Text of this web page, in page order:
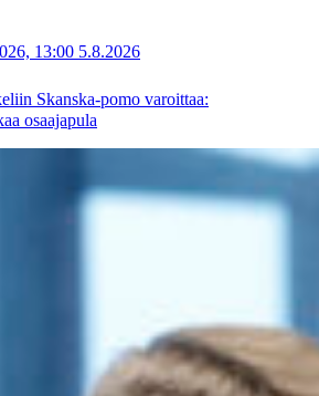
13:00 5.8.2026
Skanska-pomo varoittaa:
osaajapula